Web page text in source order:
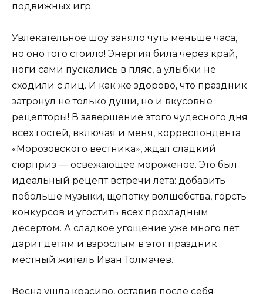
подвижных игр.
Увлекательное шоу заняло чуть меньше часа,
но оно того стоило! Энергия била через край,
ноги сами пускались в пляс, а улыбки не
сходили с лиц. И как же здорово, что праздник
затронул не только души, но и вкусовые
рецепторы! В завершение этого чудесного дня
всех гостей, включая и меня, корреспондента
«Морозовского вестника», ждал сладкий
сюрприз — освежающее мороженое. Это был
идеальный рецепт встречи лета: добавить
побольше музыки, щепотку волшебства, горсть
конкурсов и угостить всех прохладным
десертом. А сладкое угощение уже много лет
дарит детям и взрослым в этот праздник
местный житель Иван Толмачев.
Весна ушла красиво, оставив после себя